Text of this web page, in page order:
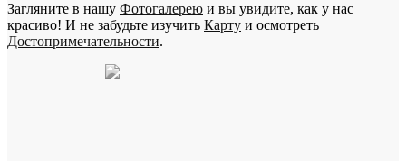
Загляните в нашу Фотогалерею и вы увидите, как у нас
красиво! И не забудьте изучить Карту и осмотреть
Достопримечательности.